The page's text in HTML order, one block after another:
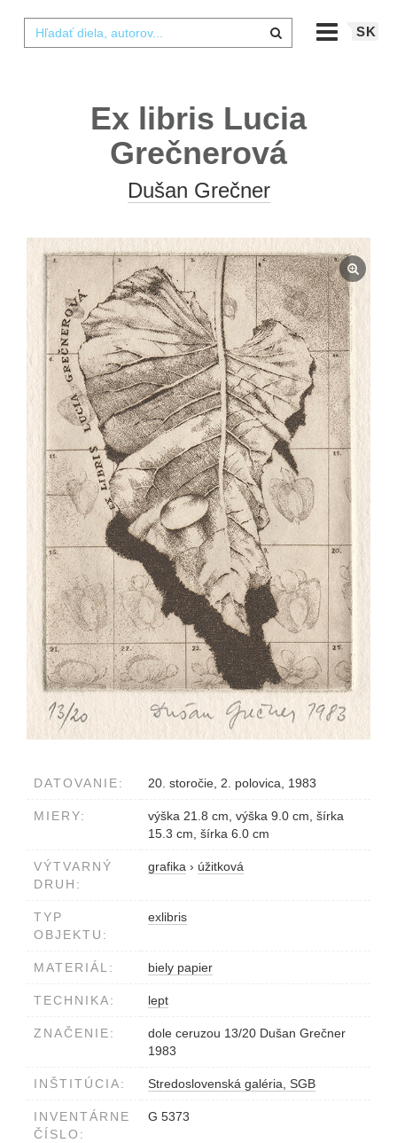
SK
Ex libris Lucia
Grečnerová
Dušan Grečner
DATOVANIE: 20. storočie, 2. polovica, 1983
MIERY:
výška 21.8 cm, výška 9.0 cm, šírka
15.3 cm, šírka 6.0 cm
VÝTVARNÝ
DRUH:
grafika › úžitková
TYP
OBJEKTU:
exlibris
MATERIÁL: biely papier
TECHNIKA: lept
ZNAČENIE:
dole ceruzou 13/20 Dušan Grečner
1983
INŠTITÚCIA: Stredoslovenská galéria, SGB
INVENTÁRNE
ČÍSLO:
G 5373